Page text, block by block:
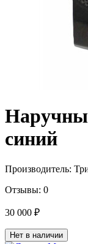
синий
Производитель:
Отзывы: 0
30 000 ₽
Нет в наличии